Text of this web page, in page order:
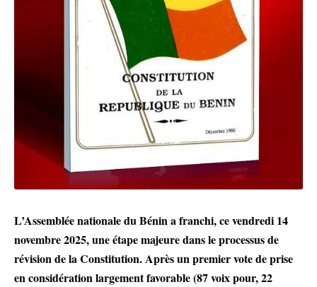
L’Assemblée nationale du Bénin a franchi, ce vendredi 14
novembre 2025, une étape majeure dans le processus de
révision de la Constitution. Après un premier vote de prise
en considération largement favorable (87 voix pour, 22